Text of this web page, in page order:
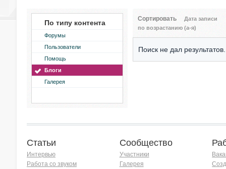
По типу контента
Форумы
Пользователи
Помощь
Блоги
Галерея
Сортировать
Дата записи
по возрастанию (а-я)
Поиск не дал результатов.
Статьи
Интервью
Работа со звуком
Сообщество
Участники
Галерея